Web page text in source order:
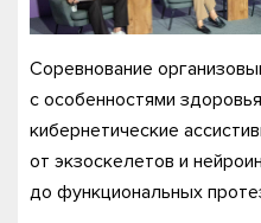
Соревнование
с особенностями
кибернетические
от экзоскелетов и
до функциональных